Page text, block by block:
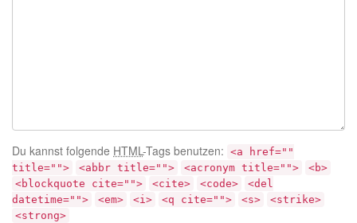
Du kannst folgende HTML-Tags benutzen: <a href=""
title="">
<abbr title=""> <acronym title="">
<b>
<blockquote cite="">
<cite> <code>
<del
datetime="">
<em> <i> <q cite=""> <s>
<strike>
<strong>